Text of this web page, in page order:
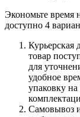
Экономьте время
доступно 4
Курьерская
товар
для
удобное
упаковку на
Самовывоз